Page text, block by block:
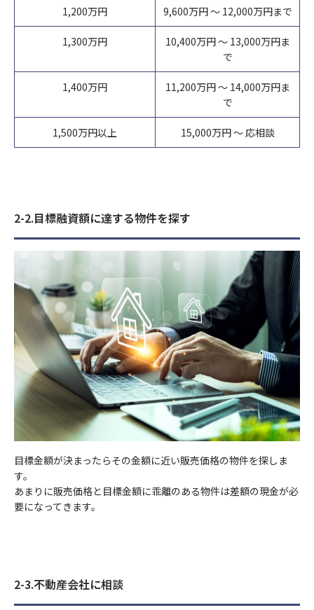
1,200万円 9,600万円 ～ 12,000万円まで
1,300万円
10,400万円 ～ 13,000万円ま
で
1,400万円
11,200万円 ～ 14,000万円ま
で
1,500万円以上 15,000万円 ～ 応相談
2-2.目標融資額に達する物件を探す
目標金額が決まったらその金額に近い販売価格の物件を探しま
す。
あまりに販売価格と目標金額に乖離のある物件は差額の現金が必
要になってきます。
2-3.不動産会社に相談